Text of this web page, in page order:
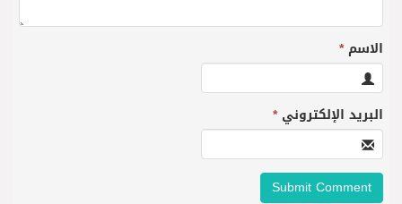
الاسم*
البريد الإلكتروني*